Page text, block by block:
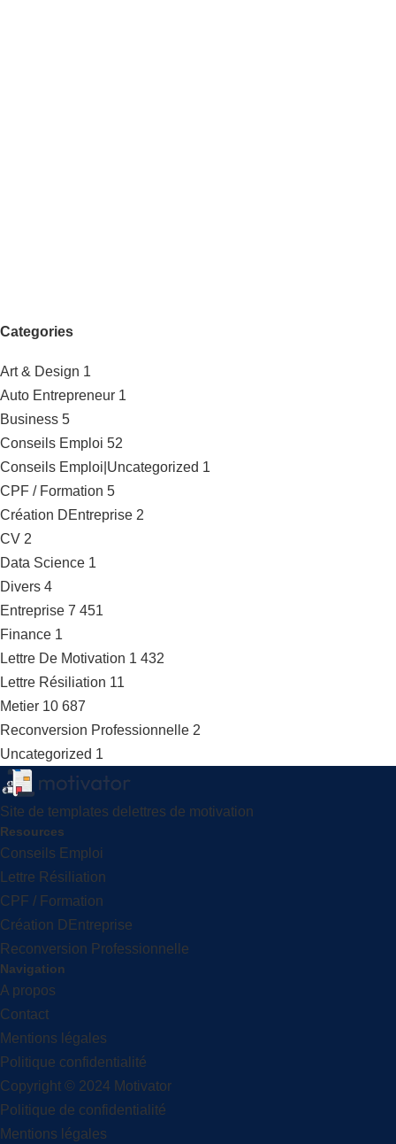
Categories
Art & Design 1
Auto Entrepreneur 1
Business 5
Conseils Emploi 52
Conseils Emploi|Uncategorized 1
CPF / Formation 5
Création DEntreprise 2
CV 2
Data Science 1
Divers 4
Entreprise 7 451
Finance 1
Lettre De Motivation 1 432
Lettre Résiliation 11
Metier 10 687
Reconversion Professionnelle 2
Uncategorized 1
Site de templates delettres de motivation
Resources
Conseils Emploi
Lettre Résiliation
CPF / Formation
Création DEntreprise
Reconversion Professionnelle
Navigation
A propos
Contact
Mentions légales
Politique confidentialité
Copyright © 2024 Motivator
Politique de confidentialité
Mentions légales